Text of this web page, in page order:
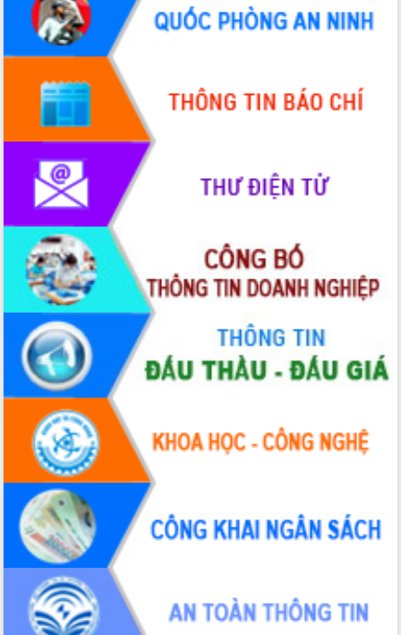
Đắk Lắk ký kết thỏa thuận hợp tác về
chuyển đổi số giai đoạn 2026 – 2030
với Tập đoàn Bưu chính Viễn thông
Thứ trưởng Bộ Y tế làm việc với tỉnh
Đắk Lắk về phát triển nhân lực y tế
cho trạm y tế cấp xã
Du lịch Đắk Lắk nâng tầm trải nghiệm
du khách thông qua Hệ thống cơ sở dữ
liệu và Bản đồ số
Tập huấn ứng dụng trí tuệ nhân tạo (AI)
trong thương mại điện tử năm 2026
Đoàn đại biểu Quốc hội tỉnh Đắk Lắk
trao đổi thông tin trước Kỳ họp thứ
nhất, Quốc hội khóa XVI
Quyết liệt cải cách hành chính, khơi
thông nguồn lực phát triển
Nâng cao hiệu lực, hiệu quả HĐND
tỉnh thông qua hiện đại hóa hành chính
Xã Ea Phê gắn cải cách hành chính với
chuyển đổi số
Phó Chủ tịch Thường trực UBND tỉnh
Hồ Thị Nguyên Thảo làm việc tại Trung
tâm Phục vụ hành chính công xã Ea
Phê
Xây dựng nền hành chính số đồng
hành cùng nông dân dân, doanh nghiệp
Giai đoạn 2026-2030, Đắk Lắk phấn
đấu có 77% xã đạt chuẩn nông thôn
Chuyển đổi số 'mở đường' cho nông
nghiệp Đắk Lắk tăng trưởng bứt phá